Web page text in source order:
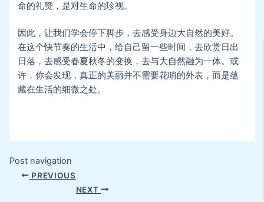
命的礼赞，是对生命的珍视。
因此，让我们学会停下脚步，去感受身边大自然的美好。
在这个快节奏的生活中，给自己留一些时间，去欣赏日出
日落，去感受春夏秋冬的变换，去与大自然融为一体。或
许，你会发现，真正的美丽并不需要花哨的外表，而是蕴
藏在生活的细微之处。
Post navigation
PREVIOUS
NEXT